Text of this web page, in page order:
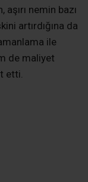
nemin bazı
artırdığına da
ile
de maliyet
etti.